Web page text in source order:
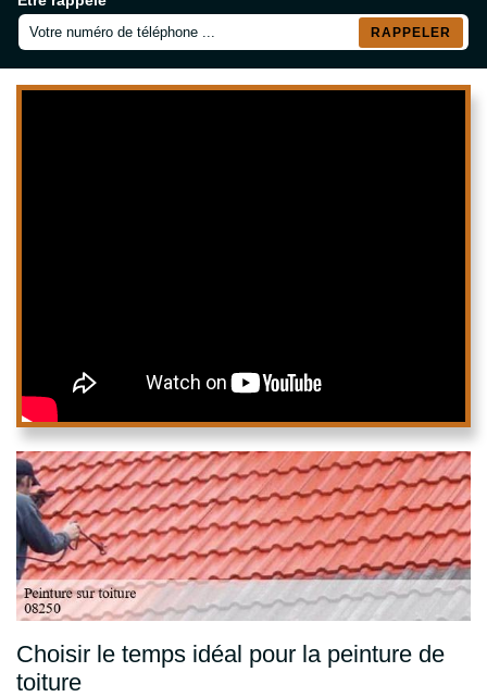
Choisir le temps idéal pour la peinture de
toiture